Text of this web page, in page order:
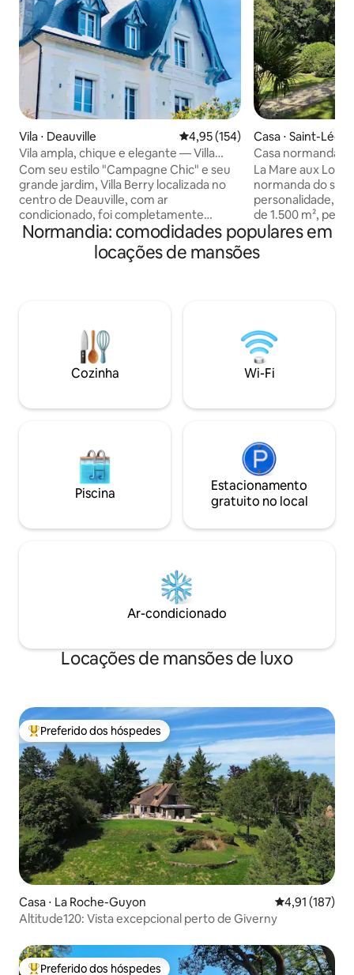
Vila ⋅ Deauville 4,95 de uma avaliação média de
4,95 (154)
Vila ampla, chique e elegante — Villa
Berry
Com seu estilo "Campagne Chic" e seu
grande jardim, Villa Berry localizada no
centro de Deauville, com ar
condicionado, foi completamente
renovada por um renomado arquiteto.
Esta casa anglo-normanda de 1900 se
beneficia de um belo jardim virado para
localizada a apenas 400 metros do mar
em Deauville, recebe você para estadias
com amigos, familiares, seminários ou
fins de semana.
Casa ⋅ Saint-
Casa normanda
mar e de Étretat
La Mare aux
normanda do
personalidade,
de 1.500 m²,
de Yport. Situado
oferece um oásis
minutos das
acolhedora,
juntos. Ideal para
Honfleur,
muito mais.
Normandia: comodidades populares em
locações de mansões
Cozinha Wi-Fi
Piscina
Estacionamento
gratuito no local
Ar-condicionado
Locações de mansões de luxo
Entre os melhores preferidos dos hóspedes
Preferido dos hóspedes
Casa ⋅ La Roche-Guyon 4,91 de uma
4,91 (187)
Altitude120: Vista excepcional perto de Giverny
Preferido dos hóspedes